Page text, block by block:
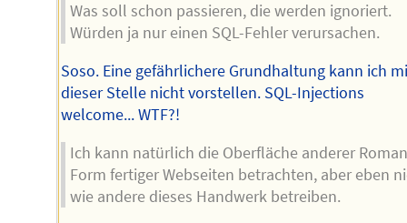
Was soll schon passieren, die werden ignoriert.
Würden ja nur einen SQL-Fehler verursachen.
Soso. Eine gefährlichere Grundhaltung kann ich
dieser Stelle nicht vorstellen. SQL-Injections
welcome... WTF?!
Ich kann natürlich die Oberfläche anderer
Form fertiger Webseiten betrachten, aber eben
wie andere dieses Handwerk betreiben.